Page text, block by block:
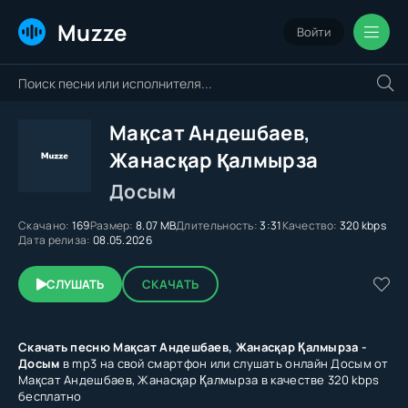
Muzze Войти
Мақсат Андешбаев,
Жанасқар Қалмырза
Досым
Скачано: 169Размер: 8.07 MBДлительность:3:31Качество: 320 kbps
Дата релиза: 08.05.2026
СЛУШАТЬ СКАЧАТЬ
Скачать песню Мақсат Андешбаев, Жанасқар Қалмырза -
Досым в mp3 на свой смартфон или слушать онлайн Досым от
Мақсат Андешбаев, Жанасқар Қалмырза в качестве 320 kbps
бесплатно